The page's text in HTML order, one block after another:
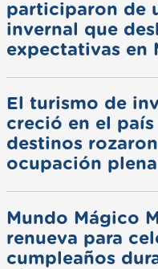
participaron de
invernal que
expectativas en
El turismo de
creció en el
destinos
ocupación plena
Mundo Mágico
renueva para
cumpleaños